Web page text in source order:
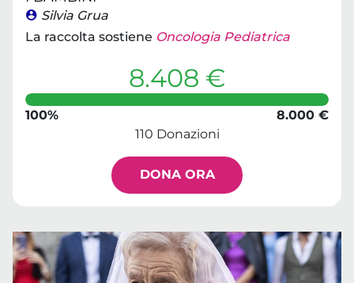
Silvia Grua
La raccolta sostiene Oncologia Pediatrica
8.408 €
100%
8.000 €
110 Donazioni
DONA ORA